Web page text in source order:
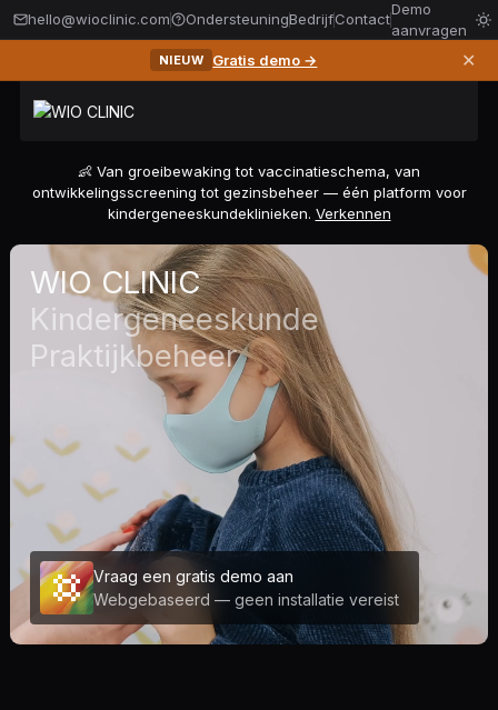
hello@wioclinic.com OndersteuningBedrijfContact
Demo
aanvragen
NIEUW Gratis demo → ✕
👶 Van groeibewaking tot vaccinatieschema, van
ontwikkelingsscreening tot gezinsbeheer — één platform voor
kindergeneeskundeklinieken. Verkennen
WIO CLINIC
Kindergeneeskunde
Praktijkbeheer
Vraag een gratis demo aan
Webgebaseerd — geen installatie vereist